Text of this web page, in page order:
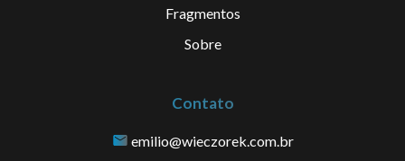
Fragmentos
Sobre
Contato
emilio@wieczorek.com.br